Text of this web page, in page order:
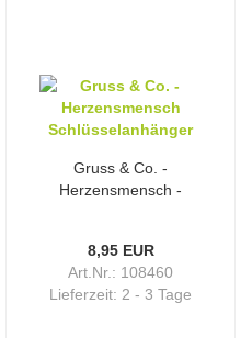
Gruss & Co. -
Herzensmensch -
8,95 EUR
Art.Nr.: 108460
Lieferzeit: 2 - 3 Tage